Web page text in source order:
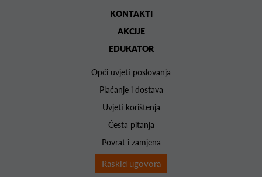
KONTAKTI
AKCIJE
EDUKATOR
Opći uvjeti poslovanja
Plaćanje i dostava
Uvjeti korištenja
Česta pitanja
Povrat i zamjena
Raskid ugovora